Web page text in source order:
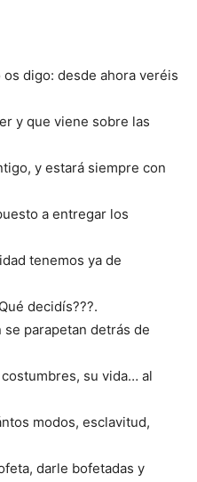
digo: desde ahora veréis
y que viene sobre las
y estará siempre con
a entregar los
tenemos ya de
decidís???.
parapetan detrás de
su vida… al
modos, esclavitud,
darle bofetadas y